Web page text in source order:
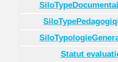
Statut